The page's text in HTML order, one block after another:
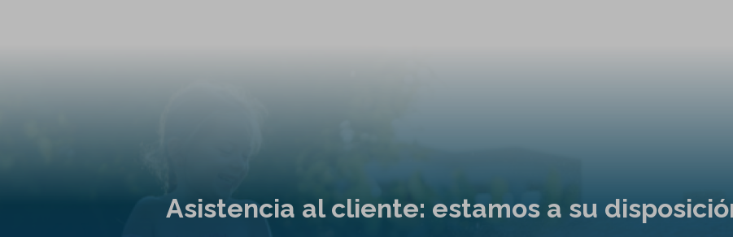
Asistencia al cliente: estamos a su